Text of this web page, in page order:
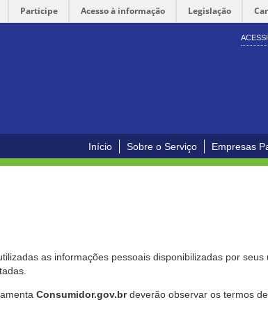
Participe Acesso à informação Legislação
Início Sobre o Serviço Empresas
as informações pessoais disponibilizadas por seus
Consumidor.gov.brdeverão observar os termos